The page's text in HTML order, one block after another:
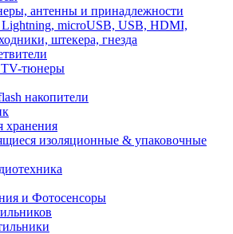
антенны и принадлежности
microUSB, USB, HDMI,
штекера, гнезда
тюнеры
накопители
хранения
изоляционные & упаковочные
и Фотосенсоры